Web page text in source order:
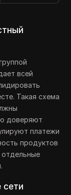
всей
Такая схема
доверяют
платежи
продуктов
отдельные
сети